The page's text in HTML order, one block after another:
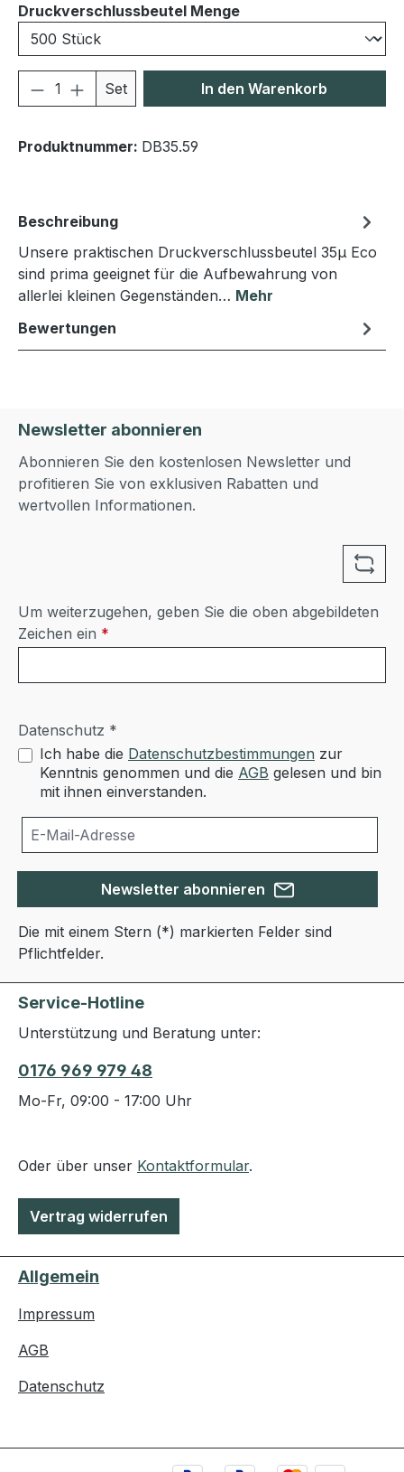
Druckverschlussbeutel Mengeauswählen
Produkt Anzahl: Gib den
Set In den Warenkorb
Produktnummer: DB35.59
Beschreibung
Unsere praktischen Druckverschlussbeutel 35μ Eco
sind prima geeignet für die Aufbewahrung von
allerlei kleinen Gegenständen… Mehr
Bewertungen
Newsletter abonnieren
Abonnieren Sie den kostenlosen Newsletter und
profitieren Sie von exklusiven Rabatten und
wertvollen Informationen.
Um weiterzugehen, geben Sie die oben abgebildeten
Zeichen ein *
Datenschutz *
Ich habe die Datenschutzbestimmungen zur
Kenntnis genommen und die AGB gelesen und bin
mit ihnen einverstanden.
Newsletter abonnieren
Die mit einem Stern (*) markierten Felder sind
Pflichtfelder.
Service-Hotline
Unterstützung und Beratung unter:
0176 969 979 48
Mo-Fr, 09:00 - 17:00 Uhr
Oder über unser Kontaktformular.
Vertrag widerrufen
Allgemein
Impressum
AGB
Datenschutz